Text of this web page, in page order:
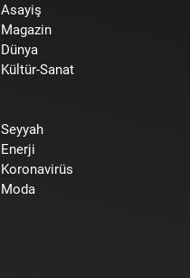
Asayiş
Magazin
Dünya
Kültür-Sanat
Seyyah
Enerji
Koronavirüs
Moda